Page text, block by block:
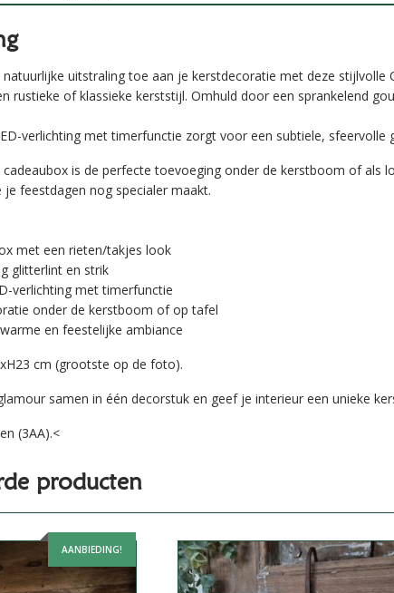
uitstraling toe aan je kerstdecoratie met deze
rustieke of klassieke kerststijl. Omhuld door een sprankelend
verlichting met timerfunctie zorgt voor een subtiele,
is de perfecte toevoeging onder de kerstboom of
je feestdagen nog specialer maakt.
met een rieten/takjes look
glitterlint en strik
verlichting met timerfunctie
onder de kerstboom of op tafel
en feestelijke ambiance
cm (grootste op de foto).
samen in één decorstuk en geef je interieur een unieke
(3AA).<
producten
AANBIEDING!